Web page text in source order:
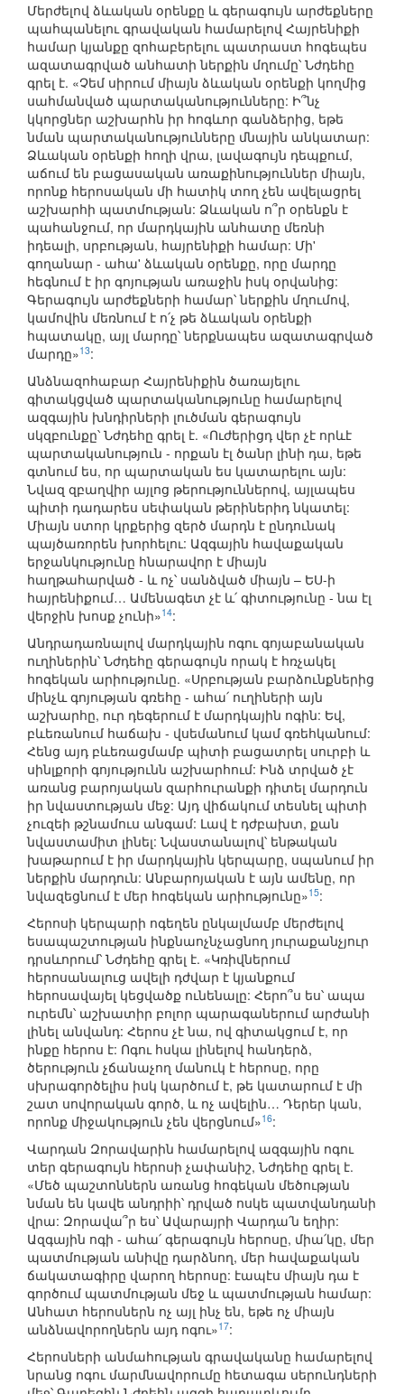
Մերժելով ձևական օրենքը և գերագույն արժեքները
պահպանելու գրավական համարելով Հայրենիքի
համար կյանքը զոհաբերելու պատրաստ հոգեպես
ազատագրված անհատի ներքին մղումը՝ Նժդեհը
գրել է. «Չեմ սիրում միայն ձևական օրենքի կողմից
սահմանված պարտականությունները: Ի՞նչ
կկորցներ աշխարհն իր հոգևոր գանձերից, եթե
նման պարտականությունները մնային անկատար:
Ձևական օրենքի հողի վրա, լավագույն դեպքում,
աճում են բացասական առաքինություններ միայն,
որոնք հերոսական մի հատիկ տող չեն ավելացրել
աշխարհի պատմության: Ձևական ո՞ր օրենքն է
պահանջում, որ մարդկային անհատը մեռնի
իդեալի, սրբության, հայրենիքի համար: Մի'
գողանար - ահա' ձևական օրենքը, որը մարդը
հեգնում է իր գոյության առաջին իսկ օրվանից:
Գերագույն արժեքների համար՝ ներքին մղումով,
կամովին մեռնում է ո՛չ թե ձևական օրենքի
հպատակը, այլ մարդը՝ ներքնապես ազատագրված
մարդը»13:
Անձնազոհաբար Հայրենիքին ծառայելու
գիտակցված պարտականությունը համարելով
ազգային խնդիրների լուծման գերագույն
սկզբունքը՝ Նժդեհը գրել է. «Ուժերիցդ վեր չէ որևէ
պարտականություն - որքան էլ ծանր լինի դա, եթե
գտնում ես, որ պարտական ես կատարելու այն:
Նվազ զբաղվիր այլոց թերություններով, այլապես
պիտի դադարես սեփական թերիներիդ նկատել:
Միայն ստոր կրքերից զերծ մարդն է ընդունակ
պայծառորեն խորհելու: Ազգային հավաքական
երջանկությունը հնարավոր է միայն
հաղթահարված - և ոչ՝ սանձված միայն – ԵՍ-ի
հայրենիքում… Ամենագետ չէ և՛ գիտությունը - նա էլ
վերջին խոսք չունի»14:
Անդրադառնալով մարդկային ոգու գոյաբանական
ուղիներին՝ Նժդեհը գերագույն որակ է հռչակել
հոգեկան արիությունը. «Սրբության բարձունքներից
մինչև գոյության գռեհը - ահա՛ ուղիների այն
աշխարհը, ուր դեգերում է մարդկային ոգին: Եվ,
բևեռանում հաճախ - վսեմանում կամ գռեհկանում:
Հենց այդ բևեռացմամբ պիտի բացատրել սուրբի և
սինլքորի գոյությունն աշխարհում: Ինձ տրված չէ
առանց բարոյական զարհուրանքի դիտել մարդուն
իր նվաստության մեջ: Այդ վիճակում տեսնել պիտի
չուզեի թշնամուս անգամ: Լավ է դժբախտ, քան
նվաստամիտ լինել: Նվաստանալով՝ ենթական
խաթարում է իր մարդկային կերպարը, սպանում իր
ներքին մարդուն: Անբարոյական է այն ամենը, որ
նվազեցնում է մեր հոգեկան արիությունը»15:
Հերոսի կերպարի ոգեղեն ընկալմամբ մերժելով
եսապաշտության ինքնաոչնչացնող յուրաքանչյուր
դրսևորում՝ Նժդեհը գրել է. «Կռիվներում
հերոսանալուց ավելի դժվար է կյանքում
հերոսավայել կեցվածք ունենալը: Հերո՞ս ես՝ ապա
ուրեմն՝ աշխատիր բոլոր պարագաներում արժանի
լինել անվանդ: Հերոս չէ նա, ով գիտակցում է, որ
ինքը հերոս է: Ոգու հսկա լինելով հանդերձ,
ծերություն չճանաչող մանուկ է հերոսը, որը
սխրագործելիս իսկ կարծում է, թե կատարում է մի
շատ սովորական գործ, և ոչ ավելին… Դերեր կան,
որոնք միջակություն չեն վերցնում»16:
Վարդան Զորավարին համարելով ազգային ոգու
տեր գերագույն հերոսի չափանիշ, Նժդեհը գրել է.
«Մեծ պաշտոններն առանց հոգեկան մեծության
նման են կավե անդրիի՝ դրված ոսկե պատվանդանի
վրա: Զորավա՞ր ես՝ Ավարայրի Վարդա՛ն եղիր:
Ազգային ոգի - ահա՛ գերագույն հերոսը, միա՛կը, մեր
պատմության անիվը դարձնող, մեր հավաքական
ճակատագիրը վարող հերոսը: էապէս միայն դա է
գործում պատմության մեջ և պատմության համար:
Անհատ հերոսներն ոչ այլ ինչ են, եթե ոչ միայն
անձնավորողներն այդ ոգու»17:
Հերոսների անմահության գրավականը համարելով
նրանց ոգու մարմնավորումը հետագա սերունդների